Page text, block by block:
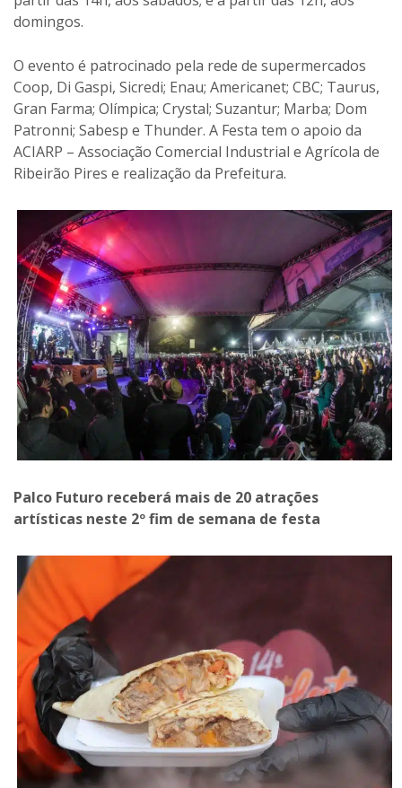
domingos.
O evento é patrocinado pela rede de supermercados
Coop, Di Gaspi, Sicredi; Enau; Americanet; CBC; Taurus,
Gran Farma; Olímpica; Crystal; Suzantur; Marba; Dom
Patronni; Sabesp e Thunder. A Festa tem o apoio da
ACIARP – Associação Comercial Industrial e Agrícola de
Ribeirão Pires e realização da Prefeitura.
Palco Futuro receberá mais de 20 atrações
artísticas neste 2º fim de semana de festa